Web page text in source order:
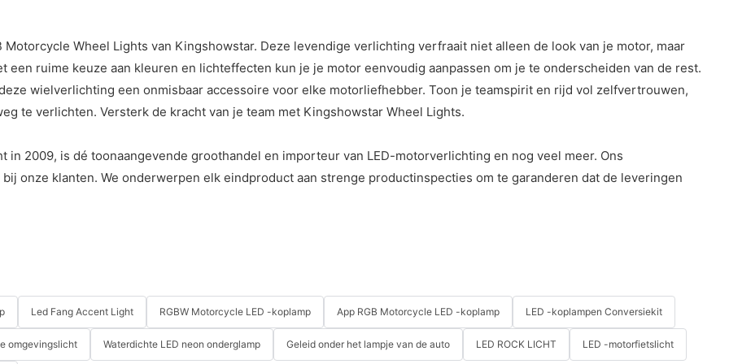
Motorcycle Wheel Lights van Kingshowstar. Deze levendige verlichting verfraait niet alleen de look van je motor, maar
ruime keuze aan kleuren en lichteffecten kun je je motor eenvoudig aanpassen om je te onderscheiden van de rest.
wielverlichting een onmisbaar accessoire voor elke motorliefhebber. Toon je teamspirit en rijd vol zelfvertrouwen,
te verlichten. Versterk de kracht van je team met Kingshowstar Wheel Lights.
in 2009, is dé toonaangevende groothandel en importeur van LED-motorverlichting en nog veel meer. Ons
onze klanten. We onderwerpen elk eindproduct aan strenge productinspecties om te garanderen dat de leveringen
Led Fang Accent Light RGBW Motorcycle LED -koplamp App RGB Motorcycle LED -koplamp LED -koplampen Conversiekit
omgevingslicht Waterdichte LED neon onderglamp Geleid onder het lampje van de auto LED ROCK LICHT LED -motorfietslicht